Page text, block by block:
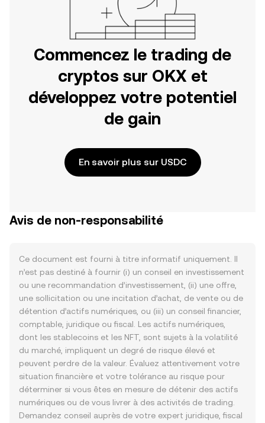
Commencez le trading de
cryptos sur OKX et
développez votre potentiel
de gain
En savoir plus sur USDC
Avis de non-responsabilité
Ce document est fourni à titre informatif uniquement. Il
n’est pas destiné à fournir (i) un conseil en investissement
ou une recommandation d’investissement, (ii) une offre,
une sollicitation ou une incitation d’achat, de vente ou de
détention d’actifs numériques, ou (iii) un conseil financier,
comptable, juridique ou fiscal. Les actifs numériques,
dont les stablecoins et les NFT, sont sujets à la volatilité
du marché, impliquent un degré de risque élevé et
peuvent perdre de la valeur. Évaluez attentivement votre
situation financière et votre tolérance au risque pour
déterminer si vous êtes en mesure de détenir des actifs
numériques ou de vous livrer à des activités de trading.
Demandez conseil auprès de votre expert juridique, fiscal